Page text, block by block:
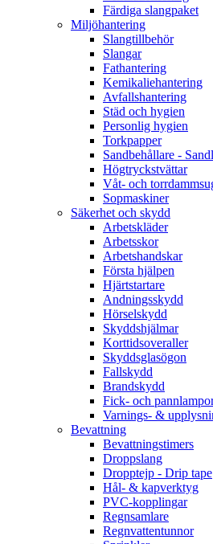
Färdiga slangpaket
Miljöhantering
Slangtillbehör
Slangar
Fathantering
Kemikaliehantering
Avfallshantering
Städ och hygien
Personlig hygien
Torkpapper
Sandbehållare -
Högtryckstvättar
Våt- och
Sopmaskiner
Säkerhet och skydd
Arbetskläder
Arbetsskor
Arbetshandskar
Första hjälpen
Hjärtstartare
Andningsskydd
Hörselskydd
Skyddshjälmar
Korttidsoveraller
Skyddsglasögon
Fallskydd
Brandskydd
Fick- och
Varnings- &
Bevattning
Bevattningstimers
Droppslang
Dropptejp - Drip tape
Hål- & kapverktyg
PVC-kopplingar
Regnsamlare
Regnvattentunnor